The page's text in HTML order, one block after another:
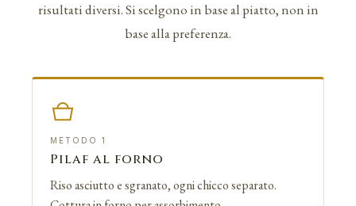
risultati diversi. Si scelgono in base al piatto, non in
base alla preferenza.
METODO 1
Pilaf al forno
Riso asciutto e sgranato, ogni chicco separato.